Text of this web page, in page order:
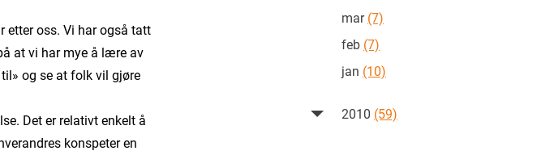
etter oss. Vi har også tatt
at vi har mye å lære av
og se at folk vil gjøre
Det er relativt enkelt å
konspeter en
mar(7)
feb (7)
jan (10)
2010 (59)